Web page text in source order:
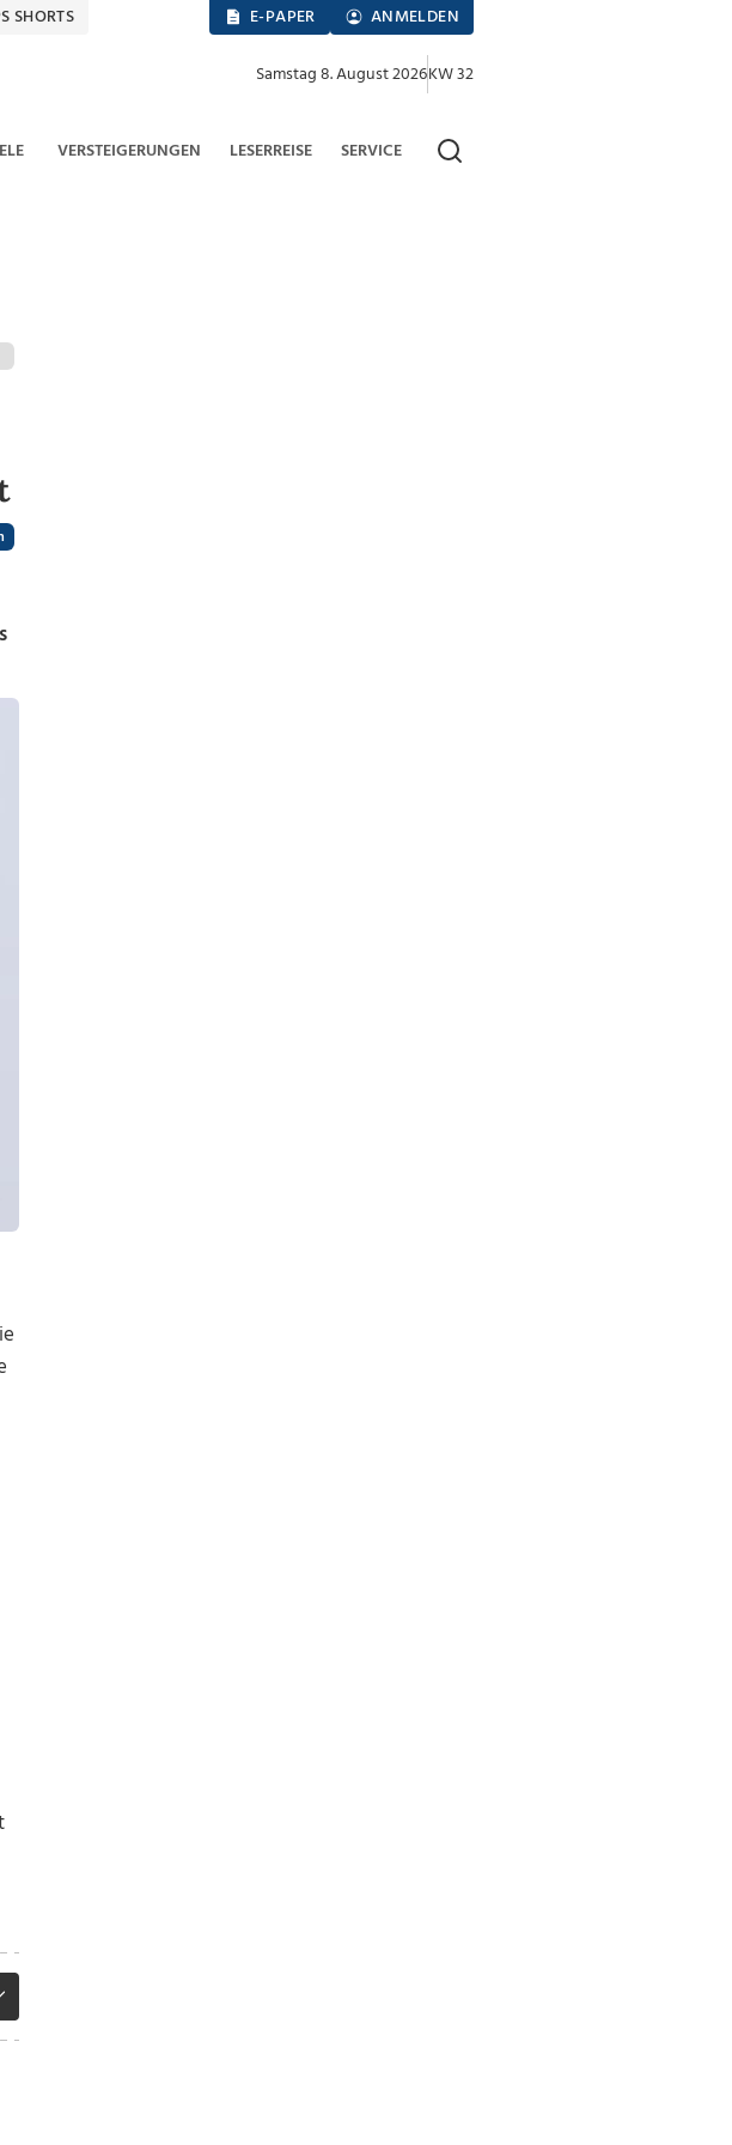
SHORTS E-PAPER ANMELDEN
Samstag 8. August 2026KW 32
VERSTEIGERUNGEN LESERREISE SERVICE